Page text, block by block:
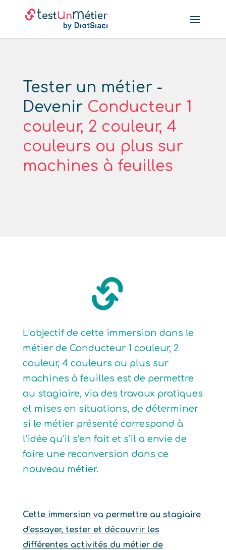
Tester un métier -
Devenir Conducteur 1
couleur, 2 couleur, 4
couleurs ou plus sur
machines à feuilles
L’objectif de cette immersion dans le
métier de Conducteur 1 couleur, 2
couleur, 4 couleurs ou plus sur
machines à feuilles est de permettre
au stagiaire, via des travaux pratiques
et mises en situations, de déterminer
si le métier présenté correspond à
l’idée qu’il s’en fait et s’il a envie de
faire une reconversion dans ce
nouveau métier.
Cette immersion va permettre au stagiaire
d’essayer, tester et découvrir les
différentes activités du métier de